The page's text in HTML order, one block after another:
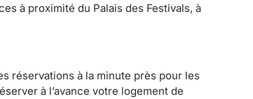
à proximité du Palais des Festivals, à
réservations à la minute près pour les
à l’avance votre logement de